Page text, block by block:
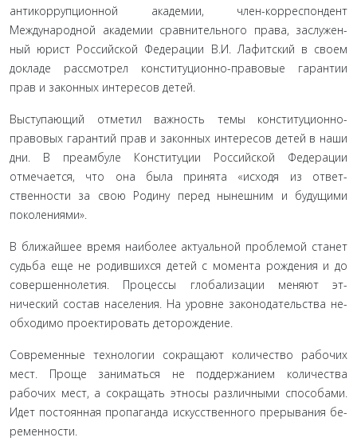
антикоррупционной академии, член-корреспондент
Международной академии сравнительного права, заслужен­
ный юрист Российской Федерации В.И. Лафитский в своем
докладе рассмотрел конституционно-правовые гарантии
прав и законных интересов детей.
Выступающий отметил важность темы конституцион­но-
правовых гарантий прав и законных интересов детей в наши
дни. В преамбуле Конституции Российской Федера­ции
отмечается, что она была принята «исходя из ответ­
ственности за свою Родину перед нынешним и будущими
поколениями».
В ближайшее время наиболее актуальной проблемой станет
судьба еще не родившихся детей с момента рождения и до
совершеннолетия. Процессы глобализации меняют эт­
нический состав населения. На уровне законодательства не­
обходимо проектировать деторождение.
Современные технологии сокращают количество рабо­чих
мест. Проще заниматься не поддержанием количества
рабочих мест, а сокращать этносы различными способами.
Идет постоянная пропаганда искусственного прерывания бе­
ременности.